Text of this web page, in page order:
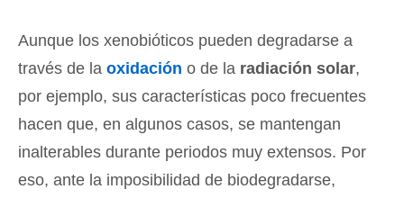
Aunque los xenobióticos pueden degradarse a
través de la oxidación o de la radiación solar,
por ejemplo, sus características poco frecuentes
hacen que, en algunos casos, se mantengan
inalterables durante periodos muy extensos. Por
eso, ante la imposibilidad de biodegradarse,